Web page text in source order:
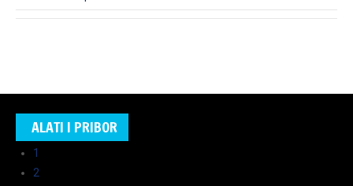
ALATI I PRIBOR
1
2